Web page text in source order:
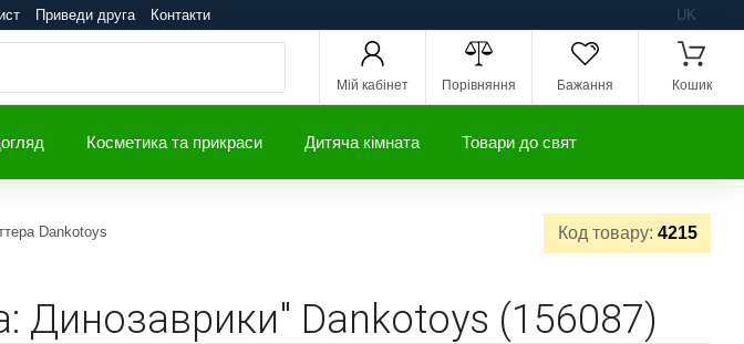
Приведи друга Контакти UK
Мій кабінет Порівняння Бажання Кошик
Косметика та прикраси Дитяча кімната Товари до свят
Код товару: 4215
Dankotoys
Динозаврики" Dankotoys (156087)